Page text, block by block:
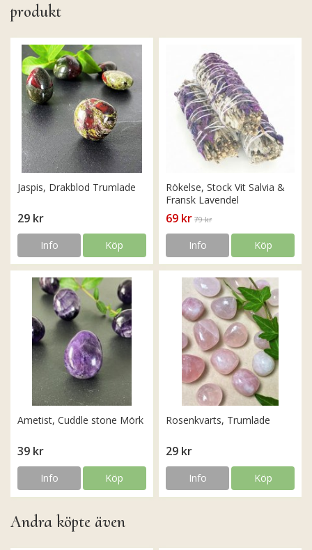
produkt
Jaspis, Drakblod Trumlade
29 kr
Info Köp
Rökelse, Stock Vit Salvia &
Fransk Lavendel
69 kr 79 kr
Info Köp
Ametist, Cuddle stone Mörk
39 kr
Info Köp
Rosenkvarts, Trumlade
29 kr
Info Köp
Andra köpte även